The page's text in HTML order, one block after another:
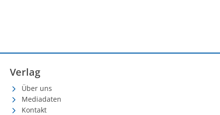
Verlag
Über uns
Mediadaten
Kontakt